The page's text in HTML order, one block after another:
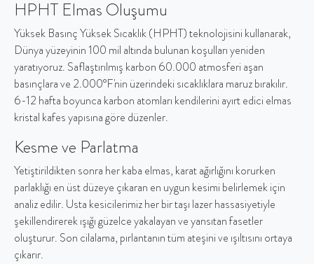
HPHT Elmas Oluşumu
Yüksek Basınç Yüksek Sıcaklık (HPHT) teknolojisini kullanarak,
Dünya yüzeyinin 100 mil altında bulunan koşulları yeniden
yaratıyoruz. Saflaştırılmış karbon 60.000 atmosferi aşan
basınçlara ve 2.000°F'nin üzerindeki sıcaklıklara maruz bırakılır.
6-12 hafta boyunca karbon atomları kendilerini ayırt edici elmas
kristal kafes yapısına göre düzenler.
Kesme ve Parlatma
Yetiştirildikten sonra her kaba elmas, karat ağırlığını korurken
parlaklığı en üst düzeye çıkaran en uygun kesimi belirlemek için
analiz edilir. Usta kesicilerimiz her bir taşı lazer hassasiyetiyle
şekillendirerek ışığı güzelce yakalayan ve yansıtan fasetler
oluşturur. Son cilalama, pırlantanın tüm ateşini ve ışıltısını ortaya
çıkarır.